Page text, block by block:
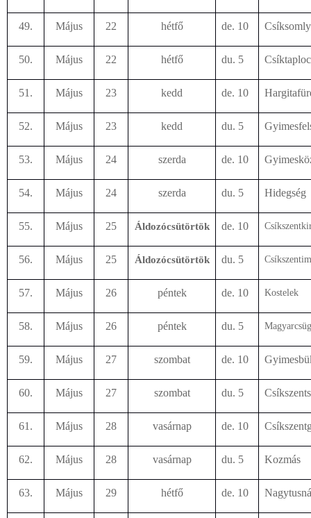
49. Május 22 hétfő de. 10
50. Május 22 hétfő du. 5
51. Május 23 kedd de. 10
52. Május 23 kedd du. 5
53. Május 24 szerda de. 10
54. Május 24 szerda du. 5 Hidegség
55. Május 25 Áldozócsütörtök de. 10
56. Május 25 Áldozócsütörtök du. 5
57. Május 26 péntek de. 10 Kostelek
58. Május 26 péntek du. 5
59. Május 27 szombat de. 10
60. Május 27 szombat du. 5
61. Május 28 vasárnap de. 10
62. Május 28 vasárnap du. 5 Kozmás
63. Május 29 hétfő de. 10